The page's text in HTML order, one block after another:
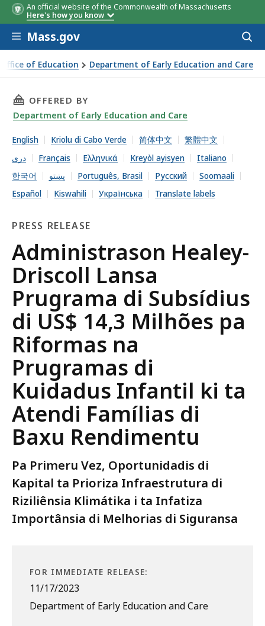
An official website of the Commonwealth of Massachusetts
Here's how you know
Skip to main content
Mass.gov
of Education Department of Early Education and Care
Healey-Driscoll Lansa Prugrama di Subsídius di US$
THIS PAGE, ADMINISTRASON HEALEY-
OFFERED BY
Department of Early Education and Care
English Kriolu di Cabo Verde 简体中文
繁體中文
دری
Français Ελληνικά Kreyòl ayisyen
Italiano
한국어
پښتو Português, Brasil Русский
Soomaali
Español
Kiswahili Українська Translate labels
PRESS RELEASE
Press
Release
Administrason Healey-
Driscoll Lansa
Prugrama di Subsídius
di US$ 14,3 Milhões pa
Riformas na
Prugramas di
Kuidadus Infantil ki ta
Atendi Famílias di
Baxu Rendimentu
Pa Primeru Vez, Oportunidadis di
Kapital ta Prioriza Infraestrutura di
Riziliênsia Klimátika i ta Infatiza
Importânsia di Melhorias di Siguransa
FOR IMMEDIATE RELEASE:
11/17/2023
Department of Early Education and Care